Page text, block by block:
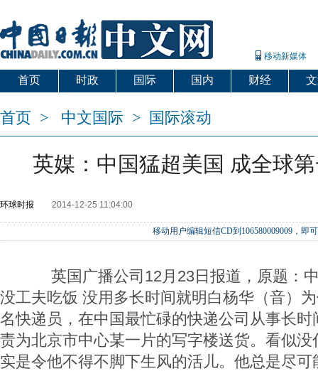
移动新媒体
首页 时政 国际 国内 财经
首页 > 中文国际 > 国际滚动
英媒：中国猛超美国 成全球
环球时报 2014-12-25 11:04:00
移动用户编辑短信CD到106580009009，即
英国广播公司12月23日报道，原题：
没工夫吃饭 没用多长时间就明白杨华（音）
名快递员，在中国最忙碌的快递公司从事长
责为北京市中心某一片的写字楼送货。看似
实是令他不得不脚下生风的活儿。他总是尽